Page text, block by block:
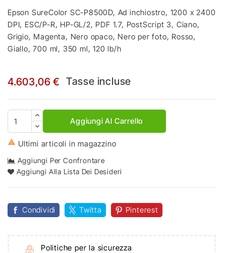
Epson SureColor SC-P8500D, Ad inchiostro, 1200 x 2400
DPI, ESC/P-R, HP-GL/2, PDF 1.7, PostScript 3, Ciano,
Grigio, Magenta, Nero opaco, Nero per foto, Rosso,
Giallo, 700 ml, 350 ml, 120 lb/h
4.603,06 € Tasse incluse
Aggiungi Al Carrello
 Ultimi articoli in magazzino
Aggiungi Per Confrontare
Aggiungi Alla Lista Dei Desideri
Condividi Twitta Pinterest
Politiche per la sicurezza